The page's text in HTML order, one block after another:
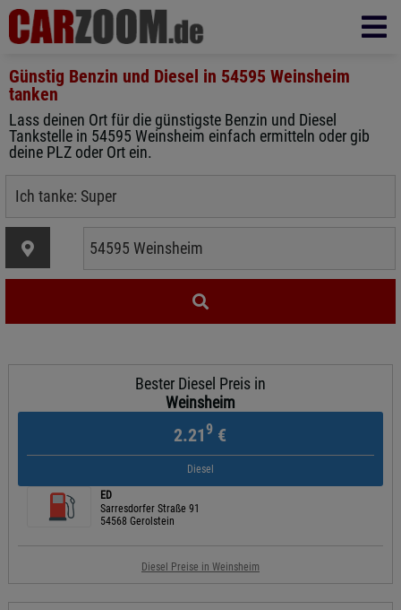
Günstig Benzin und Diesel in 54595 Weinsheim
tanken
Lass deinen Ort für die günstigste Benzin und Diesel
Tankstelle in 54595 Weinsheim einfach ermitteln oder gib
deine PLZ oder Ort ein.
Bester Diesel Preis in
Weinsheim
2.219 €
Diesel
ED
Sarresdorfer Straße 91
54568 Gerolstein
Diesel Preise in Weinsheim